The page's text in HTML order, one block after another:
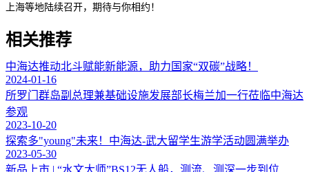
上海等地陆续召开，期待与你相约！
相关推荐
中海达推动北斗赋能新能源，助力国家“双碳”战略！
2024-01-16
所罗门群岛副总理兼基础设施发展部长梅兰加一行莅临中海达
参观
2023-10-20
探索多"young"未来！中海达-武大留学生游学活动圆满举办
2023-05-30
新品上市 | “水文大师”BS12无人船，测流、测深一步到位